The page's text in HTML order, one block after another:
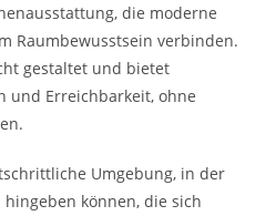
die moderne
Raumbewusstsein verbinden.
gestaltet und bietet
und Erreichbarkeit, ohne
Umgebung, in der
können, die sich